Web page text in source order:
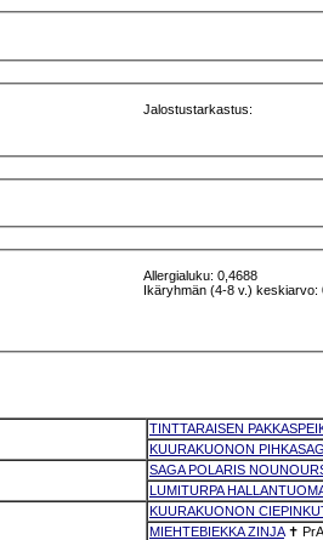
Jalostustarkastus:
Allergialuku: 0,4688
Ikäryhmän (4-8 v.) keskiarvo:
TINTTARAISEN
KUURAKUONON
SAGA POLARIS
LUMITURPA
KUURAKUONON
MIEHTEBIEKKA ZINJA✝ PrA